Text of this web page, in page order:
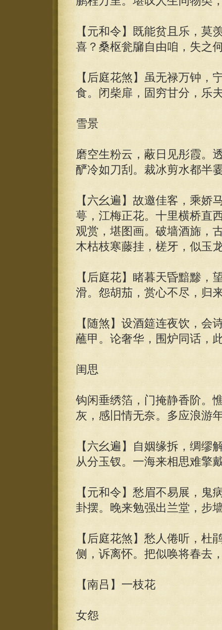
【元和令】既能贫且乐，莫
喜？桑枢瓮牖自由咱，失之
【后庭花煞】虽无禄万钟，
食。闭柴扉，固穷甘分，乐
雪景
磨空生粉云，蔽日见彤霞。
酽冷如刀刮。裁冰剪水都半
【六幺遍】故邀佳客，乘娇
萼，江梅正花。十里横桥直
观赏，堪图画。破墙酒旆，
木枯枝寒藤挂，槎牙，似玉
【后庭花】睹暮天昏黯黪，
滑。怨胡茄，赏心不尽，归
【随煞】设酒筵连夜饮，会
蘸甲。论奢华，围炉同话，
闺思
钩闲垂绣箔，门掩静香阶。
灰，感旧情无奈。多应浪游
【六幺遍】自姻缘拆，绸缪
从分玉钗。一海来相思难擎
【元和令】愁眉不易展，鬼
卦摆。晚来勉强出兰堂，步
【后庭花煞】愁人倦听，杜
侧，诉离怀。把似唤将春去
【南吕】一枝花
女怨